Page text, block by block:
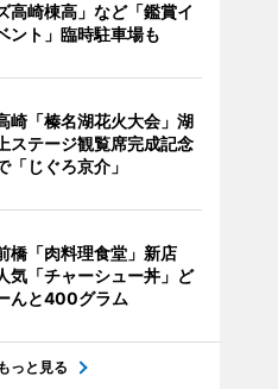
高崎棟高」など「鑑賞イ
ント」臨時駐車場も
崎「榛名湖花火大会」湖
上ステージ観覧席完成記念
「じぐろ京介」
橋「肉料理食堂」新店
気「チャーシュー丼」ど
んと400グラム
もっと見る